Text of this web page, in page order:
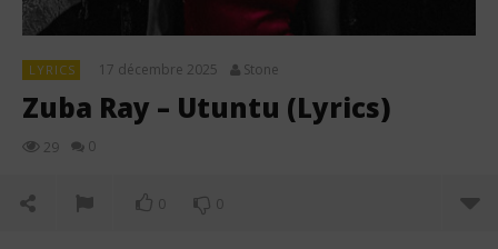
LYRICS 17 décembre 2025 Stone
Zuba Ray – Utuntu (Lyrics)
29 0
0 0